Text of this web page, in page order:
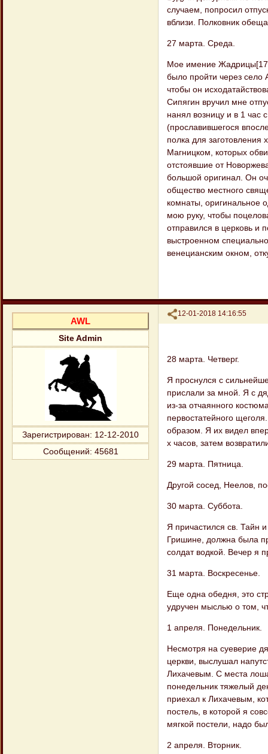
случаем, попросил
вблизи. Полковник
27 марта. Среда.
Мое имение Жадрицы[17].
было пройти через село
чтобы он
Сипягин вручил мне
нанял возницу и в 1
(прославившегося
полка для
Магницком, которых
отстоявшие от
большой оригинал. Он
общество местного
комнаты, оригинальное
мою руку, чтобы
отправился в церковь и
выстроенном
венецианским окном,
Поделиться
12-01-2018 14:16:55
AWL
Site Admin
Зарегистрирован: 12-12-2010
Сообщений: 45681
28 марта. Четверг.
Я проснулся с
прислали за мной. Я с
из-за отчаянного
первостатейного
образом. Я их видел
х часов, затем
29 марта. Пятница.
Другой сосед, Неелов,
30 марта. Суббота.
Я причастился св. Тайн
Гришине, должна была
солдат водкой. Вечер я
31 марта. Воскресенье.
Еще одна обедня, это
удручен мыслью о том,
1 апреля. Понедельник.
Несмотря на суеверие
церкви, выслушал
Лихачевым. С места
понедельник тяжелый
приехал к Лихачевым,
постель, в которой я
мягкой постели, надо
2 апреля. Вторник.